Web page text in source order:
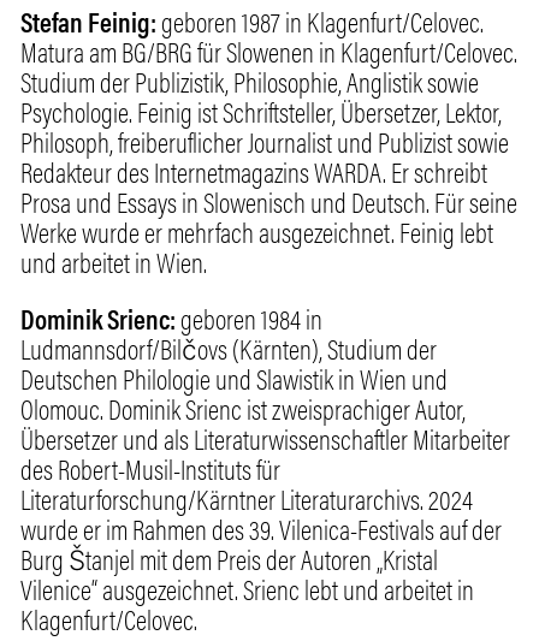
Stefan Feinig:geboren 1987 in Klagenfurt/Celovec.
Matura am BG/BRG für Slowenen in Klagenfurt/Celovec.
Studium der Publizistik, Philosophie, Anglistik sowie
Psychologie. Feinig ist Schriftsteller, Übersetzer, Lektor,
Philosoph, freiberuflicher Journalist und Publizist sowie
Redakteur des Internetmagazins WARDA. Er schreibt
Prosa und Essays in Slowenisch und Deutsch. Für seine
Werke wurde er mehrfach ausgezeichnet. Feinig lebt
und arbeitet in Wien.
Dominik Srienc:geboren 1984 in
Ludmannsdorf/Bilčovs (Kärnten), Studium der
Deutschen Philologie und Slawistik in Wien und
Olomouc. Dominik Srienc ist zweisprachiger Autor,
Übersetzer und als Literaturwissenschaftler Mitarbeiter
des Robert-Musil-Instituts für
Literaturforschung/Kärntner Literaturarchivs. 2024
wurde er im Rahmen des 39. Vilenica-Festivals auf der
Burg Štanjel mit dem Preis der Autoren „Kristal
Vilenice“ ausgezeichnet. Srienc lebt und arbeitet in
Klagenfurt/Celovec.